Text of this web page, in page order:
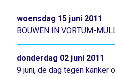
BOUWEN IN VORTUM-
woensdag 15 juni 2011
9 juni, de dag tegen kanker
donderdag 02 juni 2011